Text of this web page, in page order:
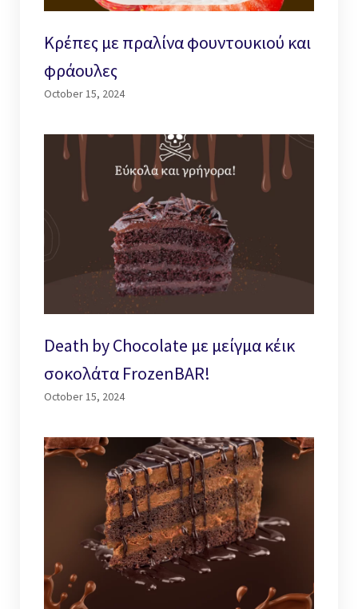
Κρέπες με πραλίνα φουντουκιού και
φράουλες
October 15, 2024
Death by Chocolate με μείγμα κέικ
σοκολάτα FrozenBAR!
October 15, 2024